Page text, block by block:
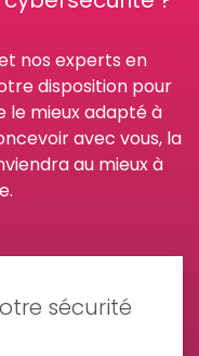
nos experts en
disposition pour
le mieux adapté à
avec vous, la
au mieux à
sécurité